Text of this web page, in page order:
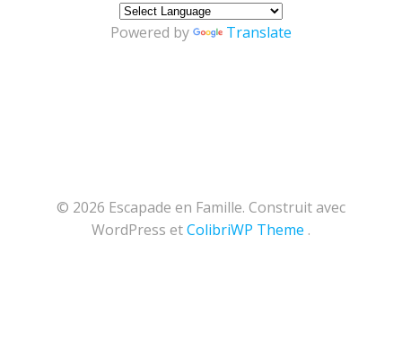
Powered by Translate
© 2026 Escapade en Famille. Construit avec
WordPress etColibriWP Theme .